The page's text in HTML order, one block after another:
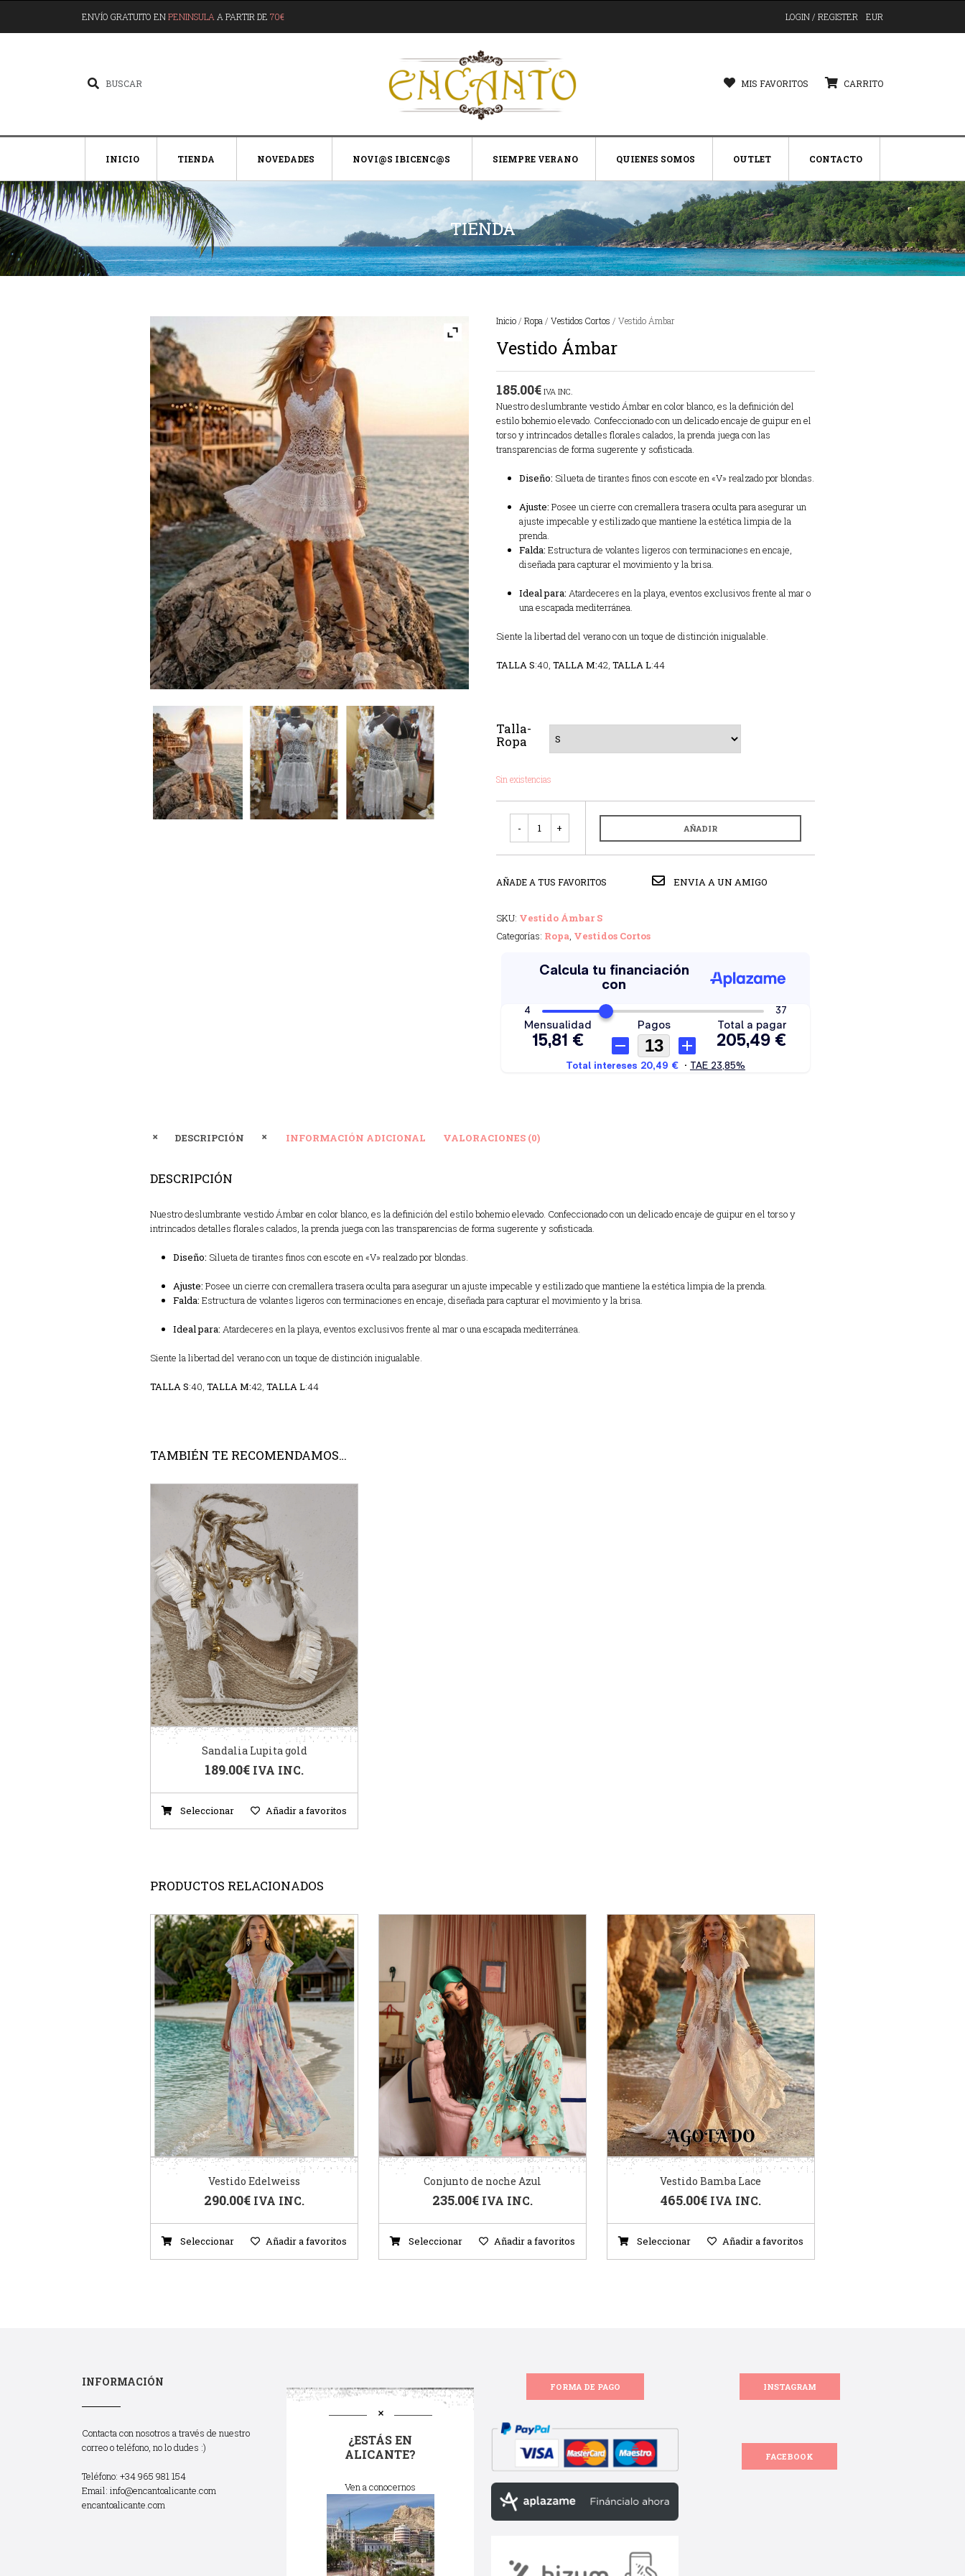
ENVÍO GRATUITO ENPENINSULA A PARTIR DE 70€ LOGIN / REGISTER EUR
MIS FAVORITOS CARRITO
INICIO TIENDA NOVEDADES NOVI@S IBICENC@S SIEMPRE VERANO QUIENES SOMOS OUTLET CONTACTO
TIENDA
Inicio/ Ropa / Vestidos Cortos / Vestido Ámbar
Vestido Ámbar
185.00€ IVA INC.
Nuestro deslumbrante vestido Ámbar en color blanco, es la definición del
estilo bohemio elevado. Confeccionado con un delicado encaje de guipur en el
torso y intrincados detalles florales calados, la prenda juega con las
transparencias de forma sugerente y sofisticada.
Diseño: Silueta de tirantes finos con escote en «V» realzado por blondas.
Ajuste: Posee un cierre con cremallera trasera oculta para asegurar un
ajuste impecable y estilizado que mantiene la estética limpia de la
prenda.
Falda: Estructura de volantes ligeros con terminaciones en encaje,
diseñada para capturar el movimiento y la brisa.
Ideal para: Atardeceres en la playa, eventos exclusivos frente al mar o
una escapada mediterránea.
Siente la libertad del verano con un toque de distinción inigualable.
TALLA S:40, TALLA M:42, TALLA L:44
Talla-
Ropa
Sin existencias
AÑADIR
AÑADE A TUS FAVORITOS ENVIA A UN AMIGO
SKU: Vestido Ámbar S
Categorías: Ropa, Vestidos Cortos
DESCRIPCIÓN INFORMACIÓN ADICIONAL VALORACIONES (0)
DESCRIPCIÓN
Nuestro deslumbrante vestido Ámbar en color blanco, es la definición del estilo bohemio elevado. Confeccionado con un delicado encaje de guipur en el torso y
intrincados detalles florales calados, la prenda juega con las transparencias de forma sugerente y sofisticada.
Diseño: Silueta de tirantes finos con escote en «V» realzado por blondas.
Ajuste: Posee un cierre con cremallera trasera oculta para asegurar un ajuste impecable y estilizado que mantiene la estética limpia de la prenda.
Falda: Estructura de volantes ligeros con terminaciones en encaje, diseñada para capturar el movimiento y la brisa.
Ideal para: Atardeceres en la playa, eventos exclusivos frente al mar o una escapada mediterránea.
Siente la libertad del verano con un toque de distinción inigualable.
TALLA S:40, TALLA M:42, TALLA L:44
TAMBIÉN TE RECOMENDAMOS…
Sandalia Lupita gold
189.00€ IVA INC.
Seleccionar Añadir a favoritos
PRODUCTOS RELACIONADOS
Vestido Edelweiss
290.00€ IVA INC.
Seleccionar Añadir a favoritos
Conjunto de noche Azul
235.00€ IVA INC.
Seleccionar Añadir a favoritos
Vestido Bamba Lace
465.00€ IVA INC.
Seleccionar Añadir a favoritos
INFORMACIÓN
Contacta con nosotros a través de nuestro
correo o teléfono, no lo dudes :)
Teléfono: +34 965 981 154
Email: info@encantoalicante.com
encantoalicante.com
¿ESTÁS EN
ALICANTE?
Ven a conocernos
FORMA DE PAGO INSTAGRAM
FACEBOOK